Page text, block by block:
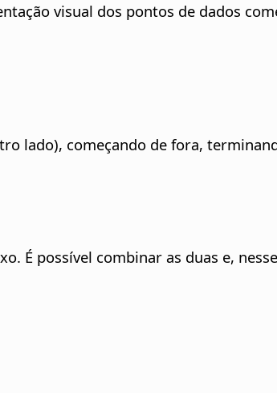
visual dos pontos de dados
lado), começando de fora,
É possível combinar as duas e,